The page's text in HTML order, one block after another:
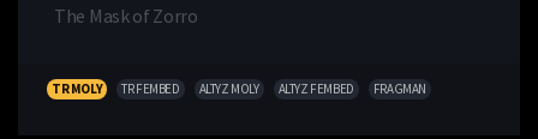
The Mask of Zorro
TR MOLY TR FEMBED ALTYZ MOLY ALTYZ FEMBED FRAGMAN